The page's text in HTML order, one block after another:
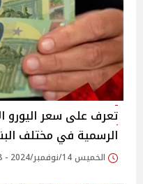
تعرف على سعر اليورو
الرسمية في مختلف
الخميس 14/نوفمبر/2024 - 09:18 ص